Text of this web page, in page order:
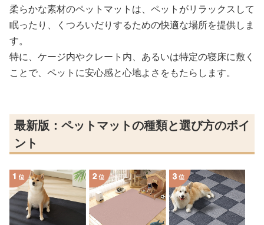
柔らかな素材のペットマットは、ペットがリラックスして
眠ったり、くつろいだりするための快適な場所を提供しま
す。
特に、ケージ内やクレート内、あるいは特定の寝床に敷く
ことで、ペットに安心感と心地よさをもたらします。
最新版：ペットマットの種類と選び方のポイ
ント